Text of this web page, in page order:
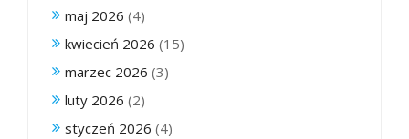
maj 2026 (4)
kwiecień 2026 (15)
marzec 2026 (3)
luty 2026 (2)
styczeń 2026 (4)